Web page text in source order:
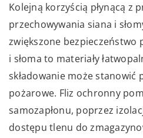
Kolejną korzyścią płynącą z
przechowywania siana i
zwiększone bezpieczeństwo
i słoma to materiały
składowanie może stanowić
pożarowe. Fliz ochronny
samozapłonu, poprzez
dostępu tlenu do